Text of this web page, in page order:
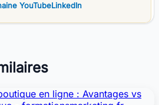
YouTubeLinkedIn